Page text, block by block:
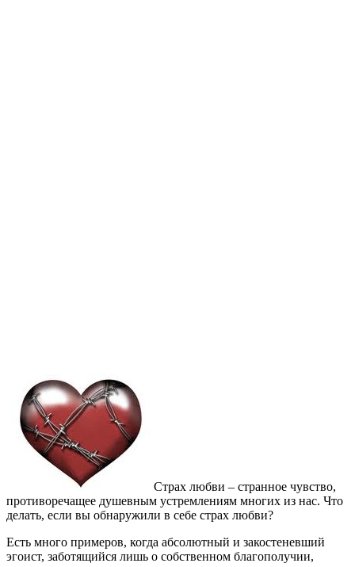
Страх любви – странное чувство,
противоречащее душевным устремлениям многих из нас. Что
делать, если вы обнаружили в себе страх любви?
Есть много примеров, когда абсолютный и закостеневший
эгоист, заботящийся лишь о собственном благополучии,